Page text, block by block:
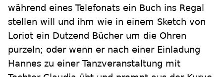
während eines Telefonats ein Buch ins Regal
stellen will und ihm wie in einem Sketch von
Loriot ein Dutzend Bücher um die Ohren
purzeln; oder wenn er nach einer Einladung
Hannes zu einer Tanzveranstaltung mit